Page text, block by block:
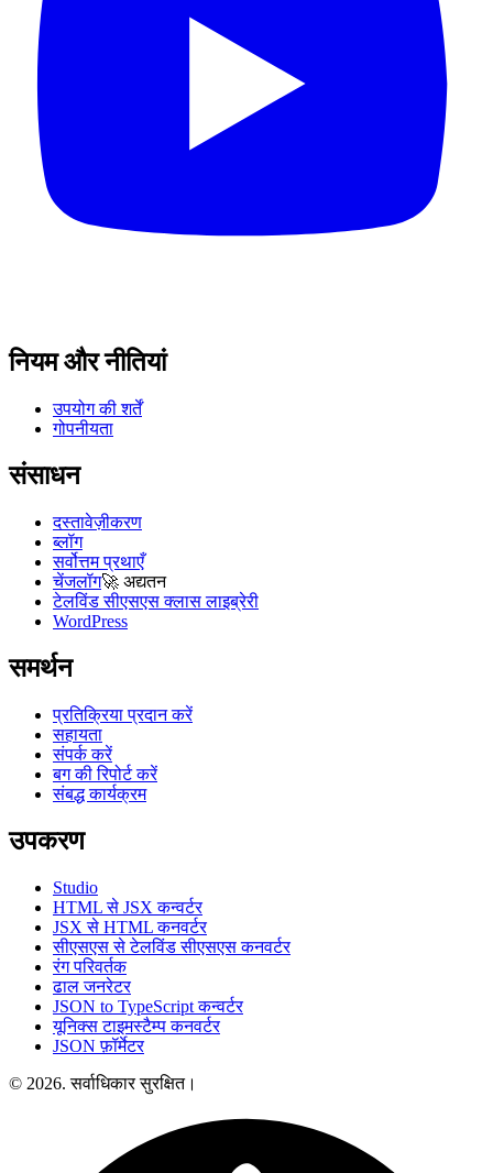
नियम और नीतियां
उपयोग की शर्तें
गोपनीयता
संसाधन
दस्तावेज़ीकरण
ब्लॉग
सर्वोत्तम प्रथाएँ
चेंजलॉग🚀 अद्यतन
टेलविंड सीएसएस क्लास लाइब्रेरी
WordPress
समर्थन
प्रतिक्रिया प्रदान करें
सहायता
संपर्क करें
बग की रिपोर्ट करें
संबद्ध कार्यक्रम
उपकरण
Studio
HTML से JSX कन्वर्टर
JSX से HTML कनवर्टर
सीएसएस से टेलविंड सीएसएस कनवर्टर
रंग परिवर्तक
ढाल जनरेटर
JSON to TypeScript कन्वर्टर
यूनिक्स टाइमस्टैम्प कनवर्टर
JSON फ़ॉर्मेटर
© 2026. सर्वाधिकार सुरक्षित।